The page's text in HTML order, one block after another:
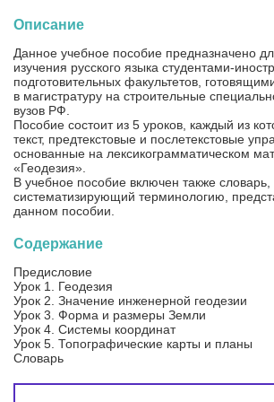
Описание
Данное учебное пособие предназначено
изучения русского языка студентами-
подготовительных факультетов,
в магистратуру на строительные
вузов РФ.
Пособие состоит из 5 уроков, каждый из
текст, предтекстовые и послетекстовые
основанные на лексикограмматическом
«Геодезия».
В учебное пособие включен также словарь,
систематизирующий терминологию,
данном пособии.
Содержание
Предисловие
Урок 1. Геодезия
Урок 2. Значение инженерной геодезии
Урок 3. Форма и размеры Земли
Урок 4. Системы координат
Урок 5. Топографические карты и планы
Словарь